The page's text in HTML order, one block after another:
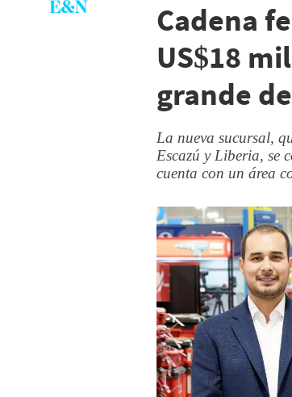
Cadena
US$18
grande
La nueva sucursal,
Escazú y Liberia, se
cuenta con un área